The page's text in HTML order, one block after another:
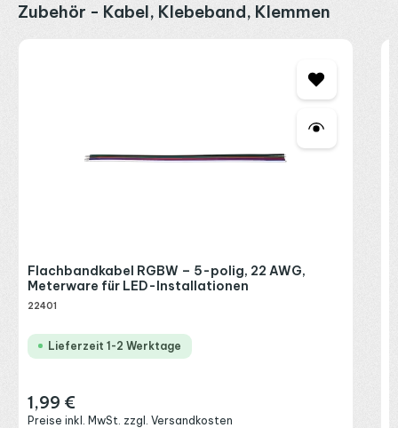
Produktgalerie überspringen
Zubehör - Kabel, Klebeband, Klemmen
Flachbandkabel RGBW – 5-polig, 22 AWG,
Meterware für LED-Installationen
22401
Lieferzeit 1-2 Werktage
Regulärer Preis:
1,99 €
Preise inkl. MwSt. zzgl. Versandkosten